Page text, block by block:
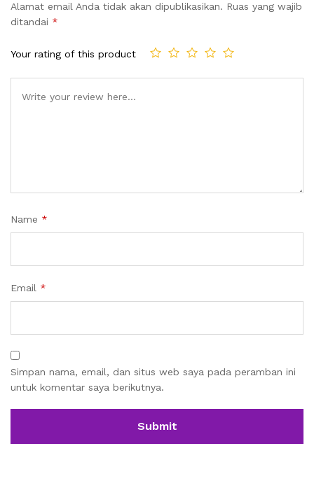
Alamat email Anda tidak akan dipublikasikan. Ruas yang wajib
ditandai *
Your rating of this product
Name *
Email *
Simpan nama, email, dan situs web saya pada peramban ini
untuk komentar saya berikutnya.